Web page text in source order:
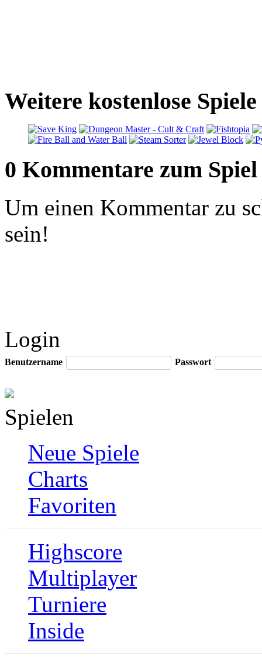
Weitere kostenlose
0 Kommentare zum Spiel
Um einen Kommentar zu
sein!
Login
Benutzername Passwort
Spielen
Neue Spiele
Charts
Favoriten
Highscore
Multiplayer
Turniere
Inside